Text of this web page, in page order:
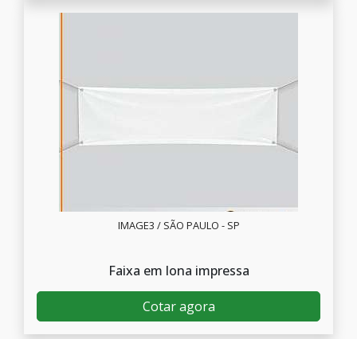
IMAGE3 / SÃO PAULO - SP
Faixa em lona impressa
Cotar agora